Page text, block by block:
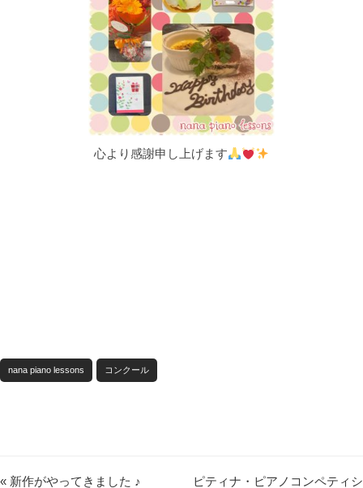
心より感謝申し上げます
nana piano lessons コンクール
« 新作がやってきました ♪ ピティナ・ピアノコンペティシ